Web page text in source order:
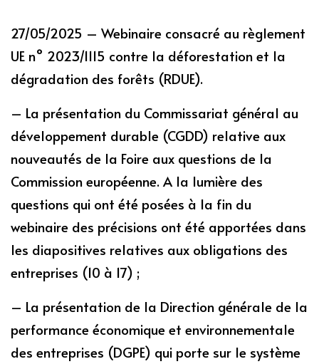
27/05/2025 – Webinaire consacré au règlement
UE n° 2023/1115 contre la déforestation et la
dégradation des forêts (RDUE).
– La présentation du Commissariat général au
développement durable (CGDD) relative aux
nouveautés de la Foire aux questions de la
Commission européenne. A la lumière des
questions qui ont été posées à la fin du
webinaire des précisions ont été apportées dans
les diapositives relatives aux obligations des
entreprises (10 à 17) ;
– La présentation de la Direction générale de la
performance économique et environnementale
des entreprises (DGPE) qui porte sur le système